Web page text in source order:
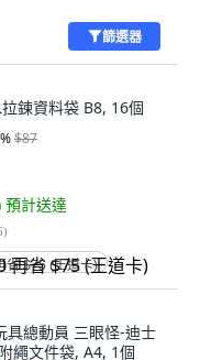
篩選器
鍊資料袋 B8, 16個
%$87
預計送達
)
省 $75 (王道卡)
具總動員 三眼怪-迪士
繩文件袋, A4, 1個